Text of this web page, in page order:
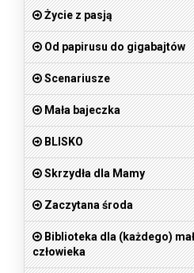
Życie z pasją
Od papirusu do gigabajtów
Scenariusze
Mała bajeczka
BLISKO
Skrzydła dla Mamy
Zaczytana środa
Biblioteka dla (każdego)
człowieka